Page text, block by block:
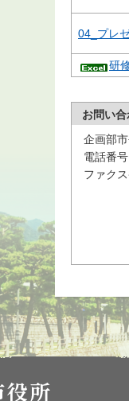
04_プレ
研
お問い
企画部
電話番
ファク